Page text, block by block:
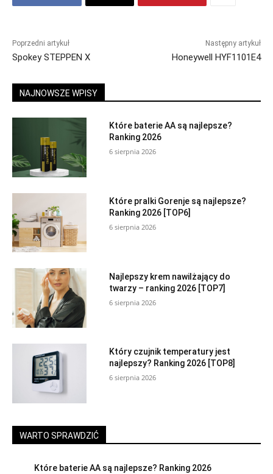
Poprzedni artykuł
Spokey STEPPEN X
Następny artykuł
Honeywell HYF1101E4
NAJNOWSZE WPISY
Które baterie AA są najlepsze?
Ranking 2026
6 sierpnia 2026
Które pralki Gorenje są najlepsze?
Ranking 2026 [TOP6]
6 sierpnia 2026
Najlepszy krem nawilżający do
twarzy – ranking 2026 [TOP7]
6 sierpnia 2026
Który czujnik temperatury jest
najlepszy? Ranking 2026 [TOP8]
6 sierpnia 2026
WARTO SPRAWDZIĆ
Które baterie AA są najlepsze? Ranking 2026